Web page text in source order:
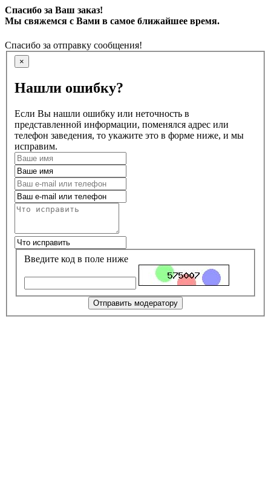
Спасибо за Ваш заказ!
Мы свяжемся с Вами в самое ближайшее время.
Спасибо за отправку сообщения!
×
Нашли ошибку?
Если Вы нашли ошибку или неточность в
представленной информации, поменялся адрес или
телефон заведения, то укажите это в форме ниже, и мы
исправим.
Введите код в поле ниже
Отправить модератору